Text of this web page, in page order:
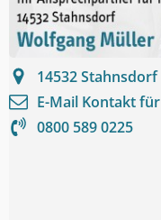
14532Stahnsdorf
E-Mail Kontakt für
0800 589 0225